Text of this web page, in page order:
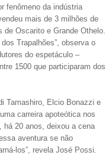
fenômeno da indústria
mais de 3 milhões de
Oscarito e Grande Othelo.
Trapalhões”, observa o
do espetáculo –
1500 que participaram dos
Tamashiro, Elcio Bonazzi e
carreira apoteótica nos
há 20 anos, deixou a cena
aventura se não
los”, revela José Possi.